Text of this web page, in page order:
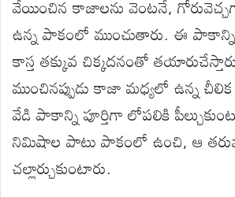
వేయించిన కాజాలను వెంటనే,
ఉన్న పాకంలో ముంచుతారు. ఈ
కాస్త తక్కువ చిక్కదనంతో
ముంచినప్పుడు కాజా మధ్యలో ఉన్న చీలిక
వేడి పాకాన్ని పూర్తిగా లోపలికి
నిమిషాల పాటు పాకంలో ఉంచి, ఆ
చల్లార్చుకుంటారు.